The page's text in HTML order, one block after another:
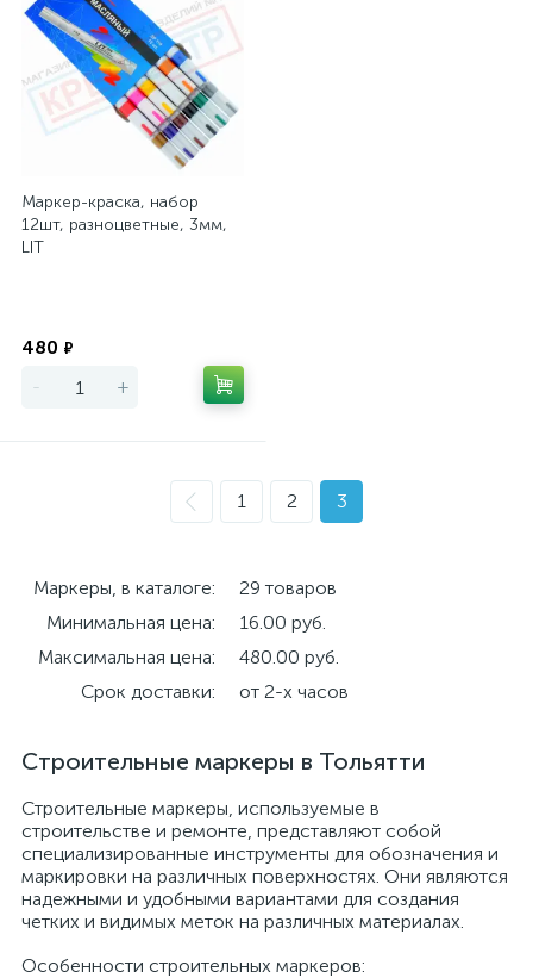
Маркер-краска, набор
12шт, разноцветные, 3мм,
LIT
480 ₽
- +
1 2 3
Маркеры, в каталоге:
29 товаров
Минимальная цена:
16.00 руб.
Максимальная цена:
480.00 руб.
Срок доставки:
от 2-х часов
Строительные маркеры в Тольятти
Строительные маркеры, используемые в
строительстве и ремонте, представляют собой
специализированные инструменты для обозначения и
маркировки на различных поверхностях. Они являются
надежными и удобными вариантами для создания
четких и видимых меток на различных материалах.
Особенности строительных маркеров: